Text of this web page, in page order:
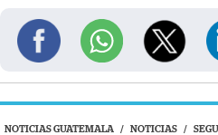
NOTICIAS GUATEMALA / NOTICIAS /